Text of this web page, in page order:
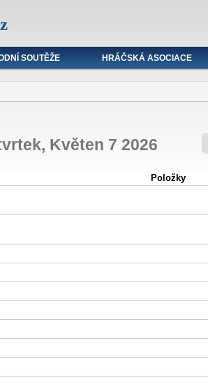
SOUTĚŽE HRÁČSKÁ ASOCIACE
Květen 7 2026
Položky